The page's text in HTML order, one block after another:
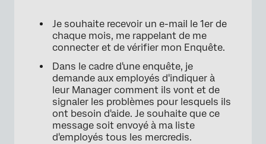
Je souhaite recevoir un e-mail le 1er de
chaque mois, me rappelant de me
connecter et de vérifier mon Enquête.
Dans le cadre d'une enquête, je
demande aux employés d'indiquer à
leur Manager comment ils vont et de
signaler les problèmes pour lesquels ils
ont besoin d'aide. Je souhaite que ce
message soit envoyé à ma liste
d'employés tous les mercredis.